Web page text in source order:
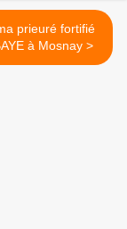
prieuré fortifié
de l'ABBAYE à Mosnay >